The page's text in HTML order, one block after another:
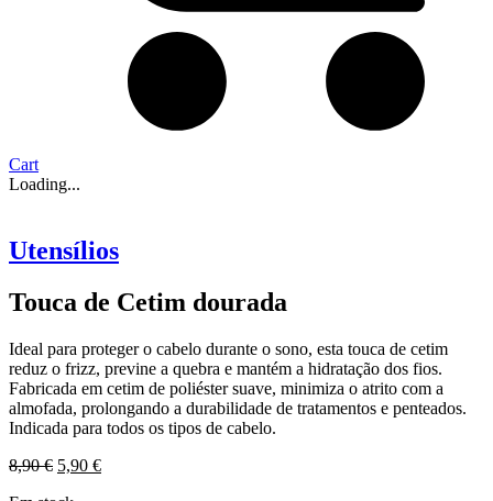
Cart
Loading...
Utensílios
Touca de Cetim dourada
Ideal para proteger o cabelo durante o sono, esta touca de cetim
reduz o frizz, previne a quebra e mantém a hidratação dos fios.
Fabricada em cetim de poliéster suave, minimiza o atrito com a
almofada, prolongando a durabilidade de tratamentos e penteados.
Indicada para todos os tipos de cabelo.
8,90€ O
5,90 €O